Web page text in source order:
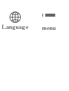
Language menu